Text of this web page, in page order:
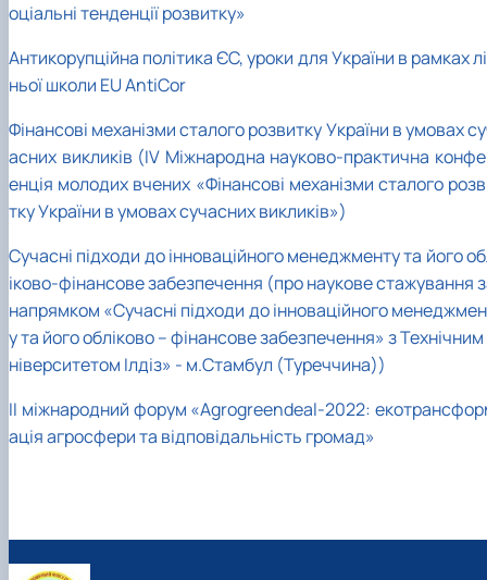
оціальні тенденції розвитку»
Антикорупційна політика ЄС, уроки для України в рамках
ньої школи EU AntiCor
Фінансові механізми сталого розвитку України в умовах
асних викликів (IV Міжнародна науково-практична
енція молодих вчених «Фінансові механізми сталого
тку України в умовах сучасних викликів»)
Сучасні підходи до інноваційного менеджменту та його
іково-фінансове забезпечення (про наукове стажування
напрямком «Сучасні підходи до інноваційного
у та його обліково – фінансове забезпечення» з Технічним
ніверситетом Ілдіз» - м.Стамбул (Туреччина))
II міжнародний форум «Аgrogreendeal-2022:
ація агросфери та відповідальність громад»